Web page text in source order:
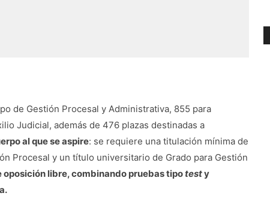
de Gestión Procesal y Administrativa, 855 para
Judicial, además de 476 plazas destinadas a
al que se aspire: se requiere una titulación mínima de
Procesal y un título universitario de Grado para Gestión
libre, combinando pruebas tipotesty